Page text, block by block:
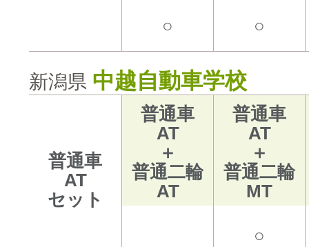
○ ○
新潟県 中越自動車学校
普通車
AT
セット
普通車
AT
＋
普通二輪
AT
普通車
AT
＋
普通二輪
MT
○